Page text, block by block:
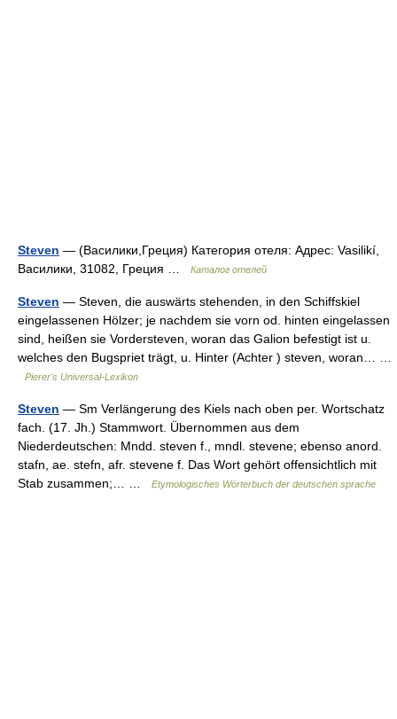
Steven — (Василики,Греция) Категория отеля: Адрес: Vasilikí,
Василики, 31082, Греция …
Каталог отелей
Steven — Steven, die auswärts stehenden, in den Schiffskiel
eingelassenen Hölzer; je nachdem sie vorn od. hinten eingelassen
sind, heißen sie Vordersteven, woran das Galion befestigt ist u.
welches den Bugspriet trägt, u. Hinter (Achter ) steven, woran… …
Pierer's Universal-Lexikon
Steven — Sm Verlängerung des Kiels nach oben per. Wortschatz
fach. (17. Jh.) Stammwort. Übernommen aus dem
Niederdeutschen: Mndd. steven f., mndl. stevene; ebenso anord.
stafn, ae. stefn, afr. stevene f. Das Wort gehört offensichtlich mit
Stab zusammen;… …
Etymologisches Wörterbuch der deutschen sprache